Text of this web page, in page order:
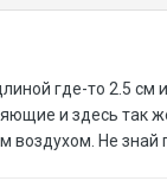
где-то 2.5
и здесь
воздухом. Не знай